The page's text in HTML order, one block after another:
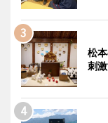
松
刺